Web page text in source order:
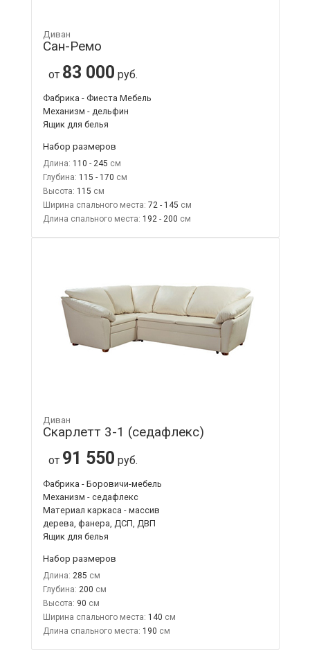
Диван
Сан-Ремо
от 83 000 руб.
Фабрика - Фиеста Мебель
Механизм - дельфин
Ящик для белья
Набор размеров
Длина: 110 - 245
Глубина: 115 - 170
Высота: 115
Ширина спального места: 72 - 145
Длина спального места: 192 - 200
Диван
Скарлетт 3-1 (седафлекс)
от 91 550 руб.
Фабрика - Боровичи-мебель
Механизм - седафлекс
Материал каркаса - массив
дерева, фанера, ДСП, ДВП
Ящик для белья
Набор размеров
Длина: 285
Глубина: 200
Высота: 90
Ширина спального места: 140
Длина спального места: 190